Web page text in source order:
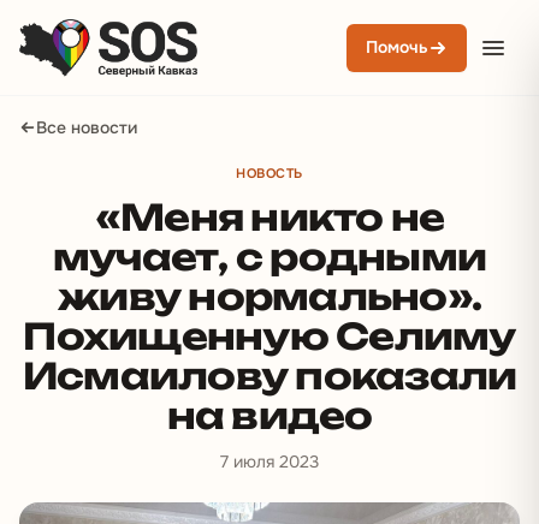
Помочь
Все новости
НОВОСТЬ
«Меня никто не
мучает, с родными
живу нормально».
Похищенную Селиму
Исмаилову показали
на видео
7 июля 2023